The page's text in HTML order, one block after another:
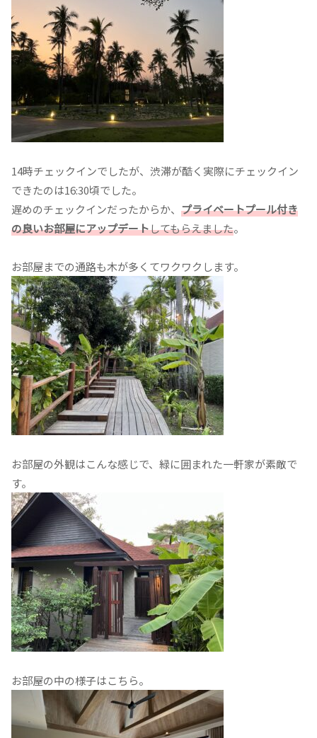
14時チェックインでしたが、渋滞が酷く実際にチェックイン
できたのは16:30頃でした。
遅めのチェックインだったからか、 プライベートプール付き
の良いお部屋にアップデートしてもらえました。
お部屋までの通路も木が多くてワクワクします。
お部屋の外観はこんな感じで、緑に囲まれた一軒家が素敵で
す。
お部屋の中の様子はこちら。